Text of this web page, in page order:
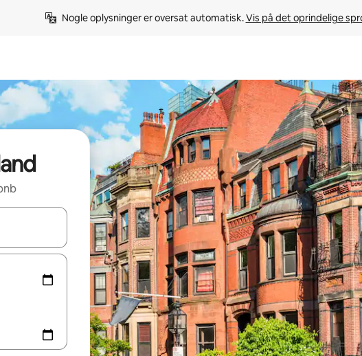
Nogle oplysninger er oversat automatisk. Vis på det oprindelige
navigere med piletasterne op og ned eller se mere ved at trykke eller stryge.